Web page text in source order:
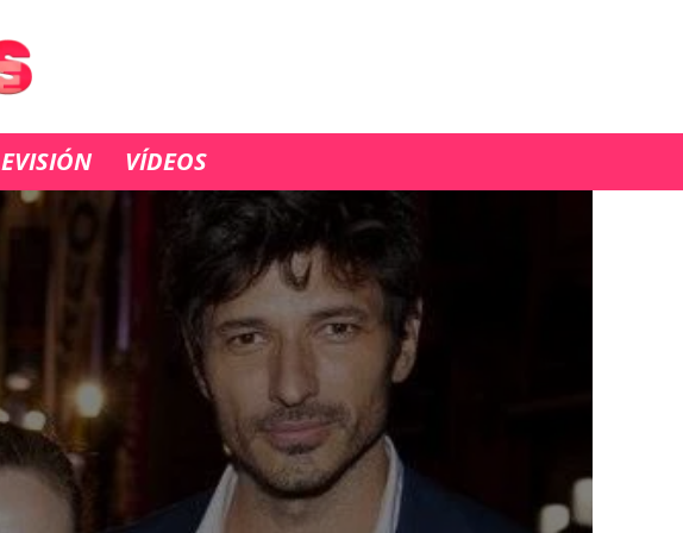
VÍDEOS